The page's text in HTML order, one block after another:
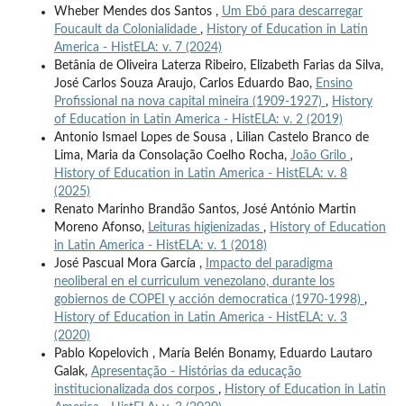
Wheber Mendes dos Santos , Um Ebó para descarregar
Foucault da Colonialidade , History of Education in Latin
America - HistELA: v. 7 (2024)
Betânia de Oliveira Laterza Ribeiro, Elizabeth Farias da Silva,
José Carlos Souza Araujo, Carlos Eduardo Bao, Ensino
Profissional na nova capital mineira (1909-1927) , History
of Education in Latin America - HistELA: v. 2 (2019)
Antonio Ismael Lopes de Sousa , Lilian Castelo Branco de
Lima, Maria da Consolação Coelho Rocha, João Grilo ,
History of Education in Latin America - HistELA: v. 8
(2025)
Renato Marinho Brandão Santos, José António Martin
Moreno Afonso, Leituras higienizadas , History of Education
in Latin America - HistELA: v. 1 (2018)
José Pascual Mora García ,
Impacto del paradigma
neoliberal en el curriculum venezolano, durante los
gobiernos de COPEI y acción democratica (1970-1998) ,
History of Education in Latin America - HistELA: v. 3
(2020)
Pablo Kopelovich , María Belén Bonamy, Eduardo Lautaro
Galak, Apresentação - Histórias da educação
institucionalizada dos corpos , History of Education in Latin